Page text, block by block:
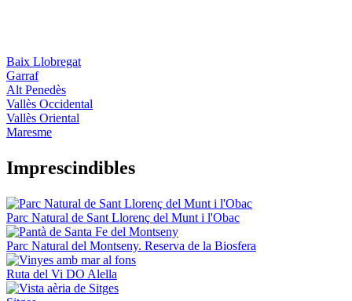
Baix Llobregat
Garraf
Alt Penedès
Vallès Occidental
Vallès Oriental
Maresme
Imprescindibles
Parc Natural de Sant Llorenç del Munt i l'Obac
Parc Natural del Montseny. Reserva de la Biosfera
Ruta del Vi DO Alella